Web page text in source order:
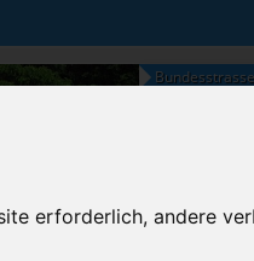
erforderlich, andere